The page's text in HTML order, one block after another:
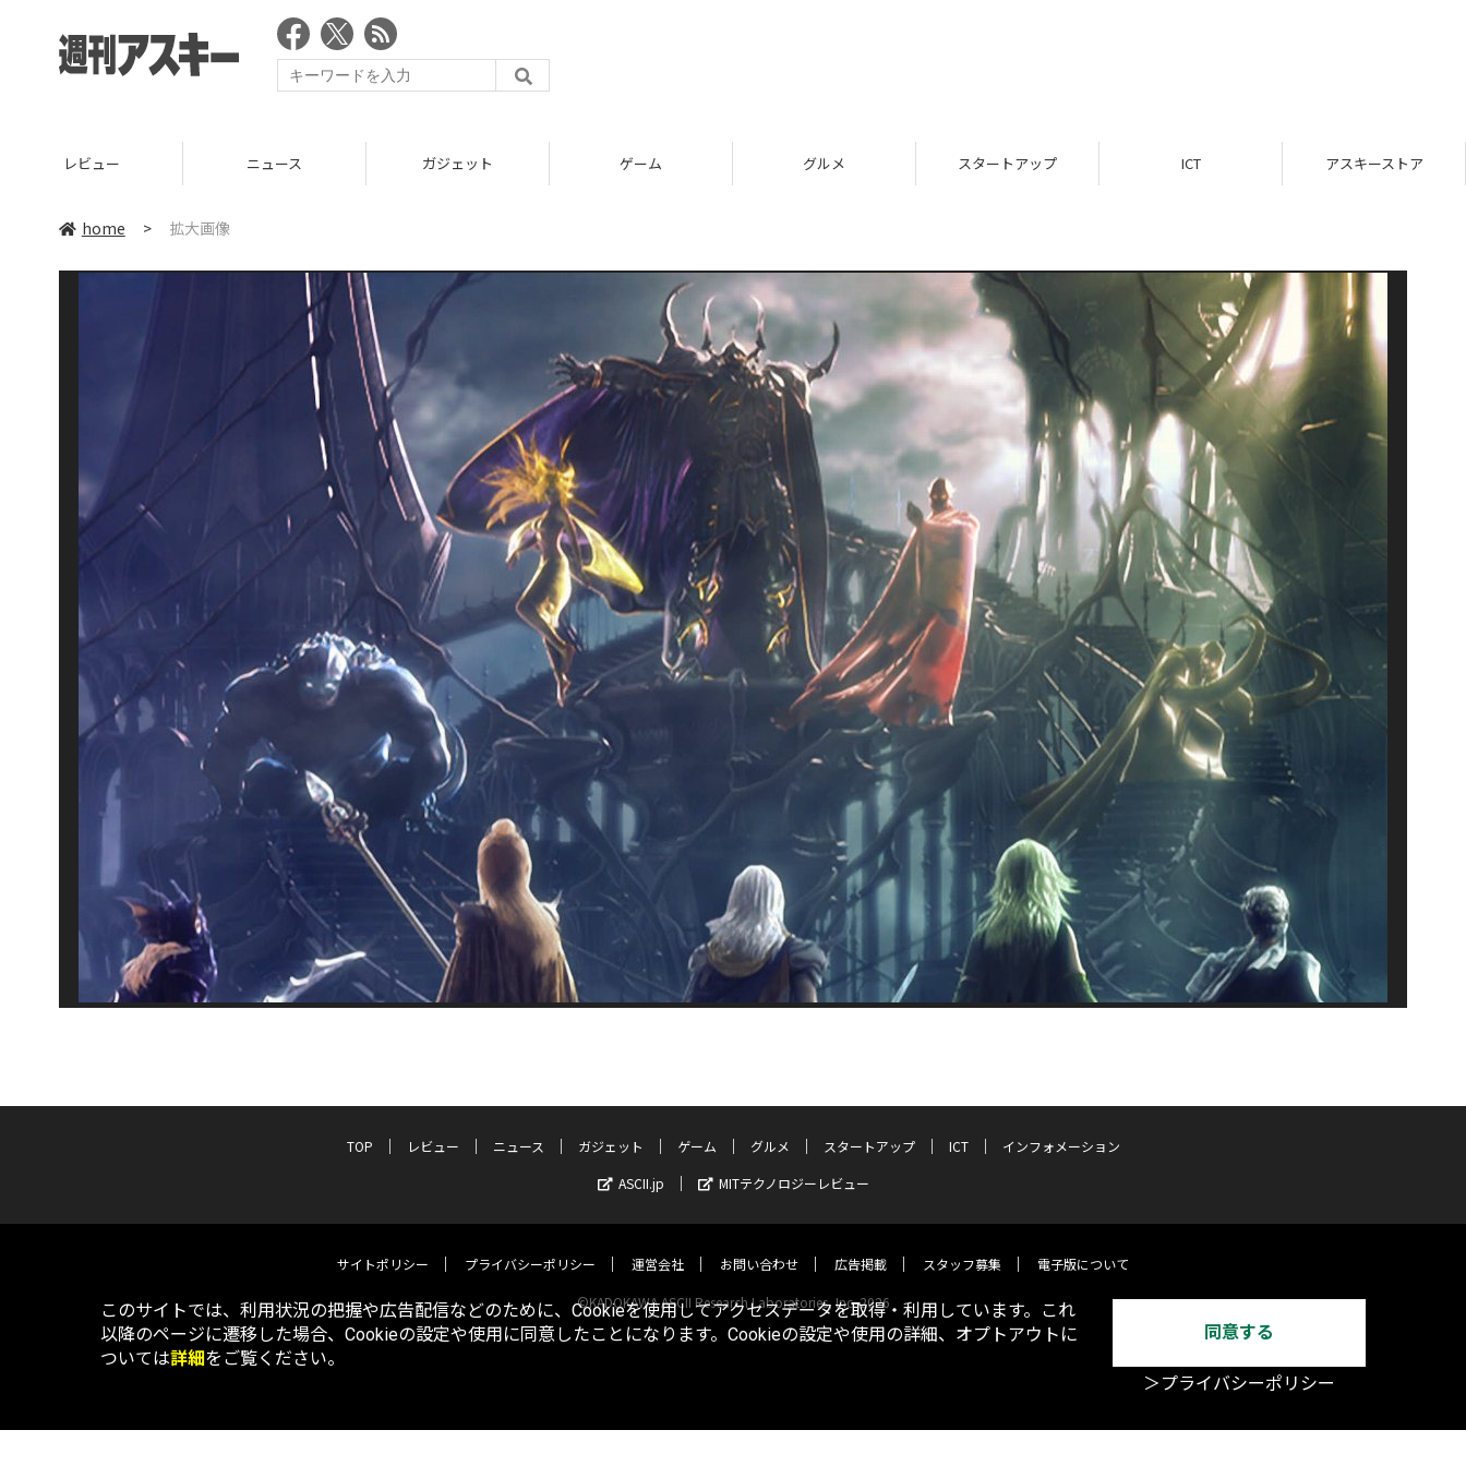
レビュー ニュース ガジェット ゲーム グルメ スタートアップ ICT アスキーストア
home > 拡大画像
TOP レビュー ニュース ガジェット ゲーム グルメ スタートアップ ICT
インフォメーション
ASCII.jp
MITテクノロジーレビュー
サイトポリシー プライバシーポリシー 運営会社 お問い合わせ 広告掲載 スタッフ募集 電子版について
©KADOKAWA ASCII Research Laboratories, Inc. 2026
このサイトでは、利用状況の把握や広告配信などのために、Cookieを使用してアクセスデータを取得・利用しています。これ
以降のページに遷移した場合、Cookieの設定や使用に同意したことになります。Cookieの設定や使用の詳細、オプトアウトに
ついては詳細をご覧ください。
同意する
＞プライバシーポリシー